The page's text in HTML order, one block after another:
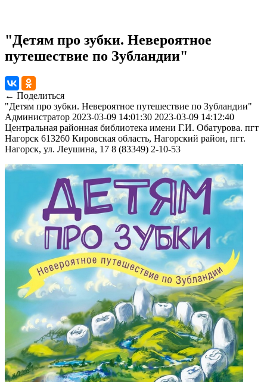
"Детям про зубки. Невероятное
путешествие по Зубландии"
← Поделиться
"Детям про зубки. Невероятное путешествие по Зубландии"
Администратор 2023-03-09 14:01:30 2023-03-09 14:12:40
Центральная районная библиотека имени Г.И. Обатурова. пгт
Нагорск 613260 Кировская область, Нагорский район, пгт.
Нагорск, ул. Леушина, 17 8 (83349) 2-10-53